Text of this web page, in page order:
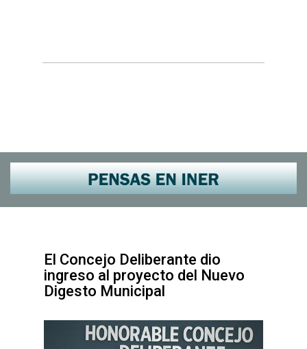
El Concejo Deliberante dio
ingreso al proyecto del Nuevo
Digesto Municipal